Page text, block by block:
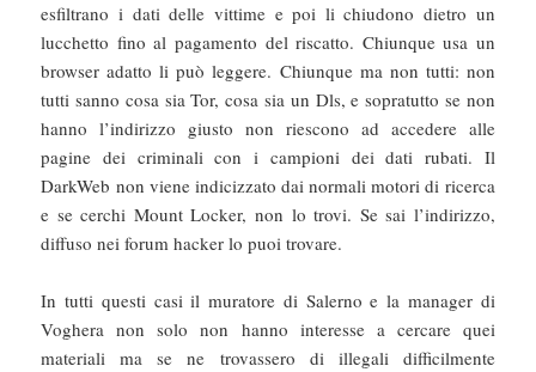
esfiltrano i dati delle vittime e poi li chiudono dietro un
lucchetto fino al pagamento del riscatto. Chiunque usa un
browser adatto li può leggere. Chiunque ma non tutti: non
tutti sanno cosa sia Tor, cosa sia un Dls, e sopratutto se non
hanno l’indirizzo giusto non riescono ad accedere alle
pagine dei criminali con i campioni dei dati rubati. Il
DarkWeb non viene indicizzato dai normali motori di ricerca
e se cerchi Mount Locker, non lo trovi. Se sai l’indirizzo,
diffuso nei forum hacker lo puoi trovare.
In tutti questi casi il muratore di Salerno e la manager di
Voghera non solo non hanno interesse a cercare quei
materiali ma se ne trovassero di illegali difficilmente